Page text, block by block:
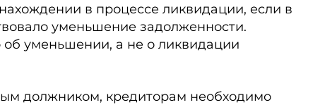
в процессе ликвидации, если в
уменьшение задолженности.
уменьшении, а не о ликвидации
должником, кредиторам необходимо